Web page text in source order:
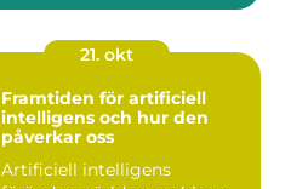
21. okt
Framtiden för artificiell
intelligens och hur den
påverkar oss
Artificiell intelligens